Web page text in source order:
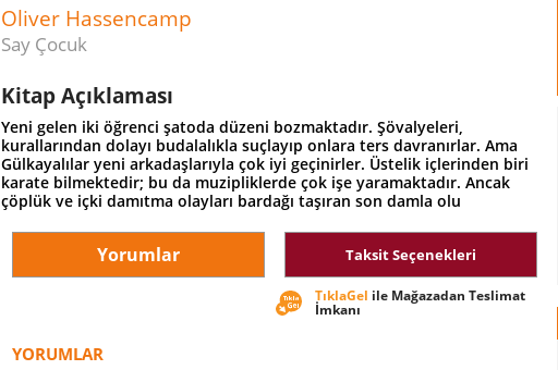
Oliver Hassencamp
Say Çocuk
Kitap Açıklaması
Yeni gelen iki öğrenci şatoda düzeni bozmaktadır. Şövalyeleri,
kurallarından dolayı budalalıkla suçlayıp onlara ters davranırlar. Ama
Gülkayalılar yeni arkadaşlarıyla çok iyi geçinirler. Üstelik içlerinden biri
karate bilmektedir; bu da muzipliklerde çok işe yaramaktadır. Ancak
çöplük ve içki damıtma olayları bardağı taşıran son damla olu
Yorumlar Taksit Seçenekleri
TıklaGel ile Mağazadan Teslimat
İmkanı
YORUMLAR